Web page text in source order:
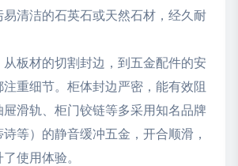
清洁的石英石或天然石材，经久耐
板材的切割封边，到五金配件的安
重细节。柜体封边严密，能有效阻
滑轨、柜门铰链等多采用知名品牌
诗等）的静音缓冲五金，开合顺滑，
使用体验。